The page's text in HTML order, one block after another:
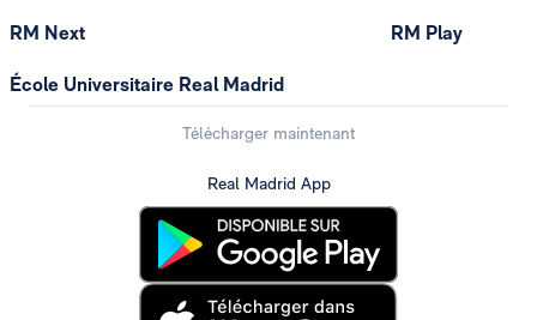
RM Next
École Universitaire Real Madrid
RM Play
Télécharger maintenant
Real Madrid App